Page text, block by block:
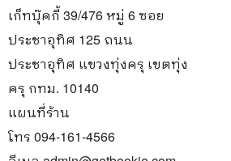
เก็ทบุ๊คกี้ 39/476 หมู่ 6 ซอย
ประชาอุทิศ 125 ถนน
ประชาอุทิศ แขวงทุ่งครุ เขตทุ่ง
ครุ กทม. 10140
แผนที่ร้าน
โทร 094-161-4566